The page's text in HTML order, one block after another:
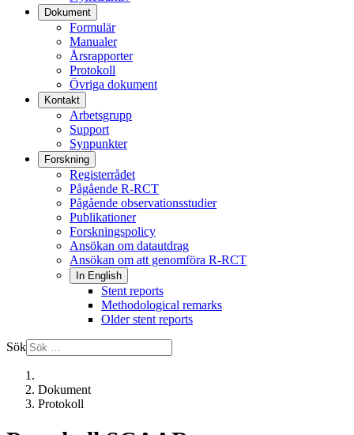
Dokument
Formulär
Manualer
Årsrapporter
Protokoll
Övriga dokument
Kontakt
Arbetsgrupp
Support
Synpunkter
Forskning
Registerrådet
Pågående R-RCT
Pågående observationsstudier
Publikationer
Forskningspolicy
Ansökan om datautdrag
Ansökan om att genomföra R-RCT
In English
Stent reports
Methodological remarks
Older stent reports
Sök
Dokument
Protokoll